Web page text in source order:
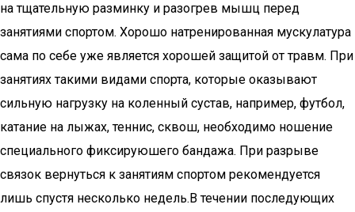
на тщательную разминку и разогрев мышц перед
занятиями спортом. Хорошо натренированная мускулатура
сама по себе уже является хорошей защитой от травм. При
занятиях такими видами спорта, которые оказывают
сильную нагрузку на коленный сустав, например, футбол,
катание на лыжах, теннис, сквош, необходимо ношение
специального фиксируюшего бандажа. При разрыве
связок вернуться к занятиям спортом рекомендуется
лишь спустя несколько недель.В течении последующих